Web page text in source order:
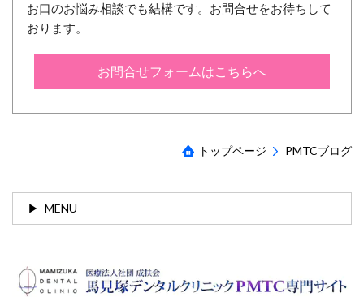
お口のお悩み相談でも結構です。お問合せをお待ちして
おります。
お問合せフォームはこちらへ
トップページ PMTCブログ
MENU